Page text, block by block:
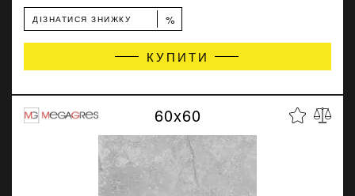
ДІЗНАТИСЯ ЗНИЖКУ %
КУПИТИ
60x60